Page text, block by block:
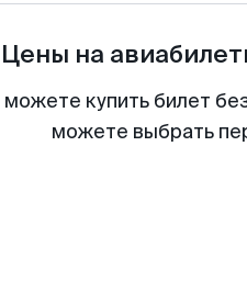
Цены на
купить билет
можете выбрать